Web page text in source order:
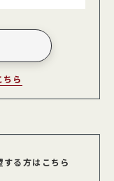
ちら
る方はこちら